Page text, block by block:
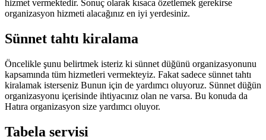
hizmet vermektedir. Sonuç olarak kısaca özetlemek gerekirse
organizasyon hizmeti alacağınız en iyi yerdesiniz.
Sünnet tahtı kiralama
Öncelikle şunu belirtmek isteriz ki sünnet düğünü organizasyonunu
kapsamında tüm hizmetleri vermekteyiz. Fakat sadece sünnet tahtı
kiralamak isterseniz Bunun için de yardımcı oluyoruz. Sünnet düğün
organizasyonu içerisinde ihtiyacınız olan ne varsa. Bu konuda da
Hatıra organizasyon size yardımcı oluyor.
Tabela servisi